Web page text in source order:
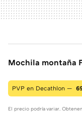
Mochila montaña
PVP en Decathlon —
El precio podría variar.